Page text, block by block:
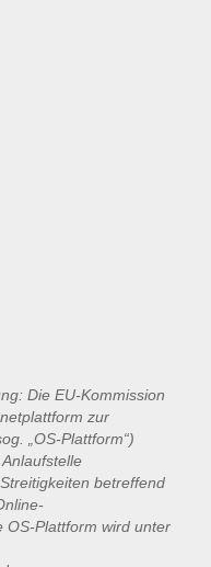
Die EU-Kommission
zur
„OS-Plattform“)
betreffend
OS-Plattform wird unter